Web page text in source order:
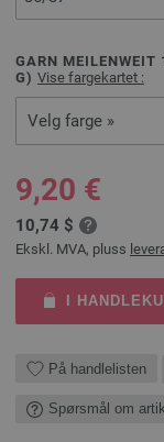
GARN MEILENWEIT
G) Vise fargekartet :
Velg farge »
9,20 €
10,74 $
Ekskl. MVA, pluss
I
På handlelisten
Spørsmål om